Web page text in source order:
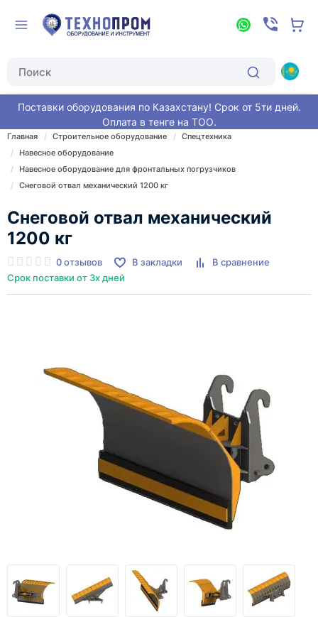
Поставки оборудования по Казахстану! Срок от 5ти дней.
Оплата в тенге на ТОО.
Главная Строительное оборудование
Спецтехника
Навесное оборудование
Навесное оборудование для фронтальных погрузчиков
Снеговой отвал механический 1200 кг
Снеговой отвал механический
1200 кг
0 отзывов В закладки
В сравнение
Срок поставки от 3х дней